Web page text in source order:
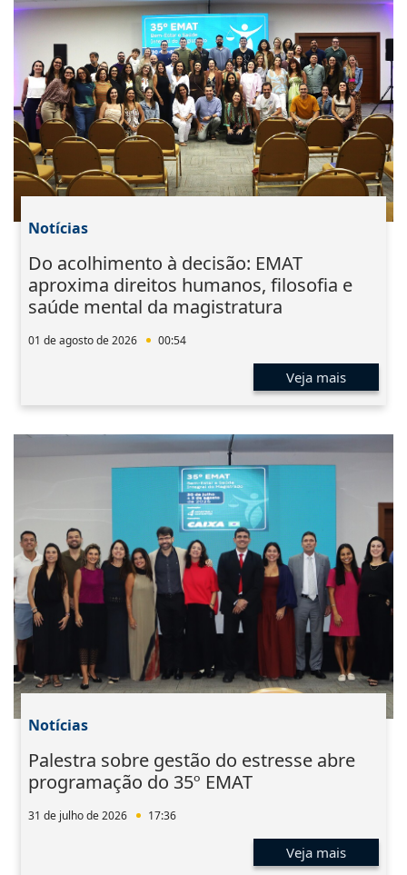
Notícias
Do acolhimento à decisão: EMAT
aproxima direitos humanos, filosofia e
saúde mental da magistratura
01 de agosto de 2026 00:54
Veja mais
Notícias
Palestra sobre gestão do estresse abre
programação do 35º EMAT
31 de julho de 2026 17:36
Veja mais